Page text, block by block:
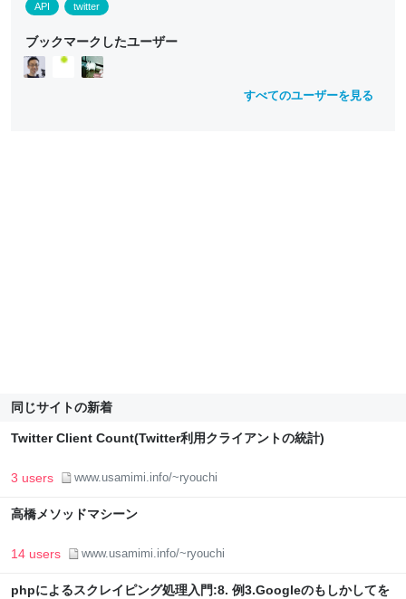
API twitter
ブックマークしたユーザー
すべてのユーザーを見る
同じサイトの新着
Twitter Client Count(Twitter利用クライアントの統計)
3 users www.usamimi.info/~ryouchi
高橋メソッドマシーン
14 users www.usamimi.info/~ryouchi
phpによるスクレイピング処理入門:8. 例3.Googleのもしかしてを